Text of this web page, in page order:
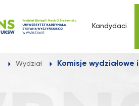
Kandydaci
Wydział Komisje wydziałowe